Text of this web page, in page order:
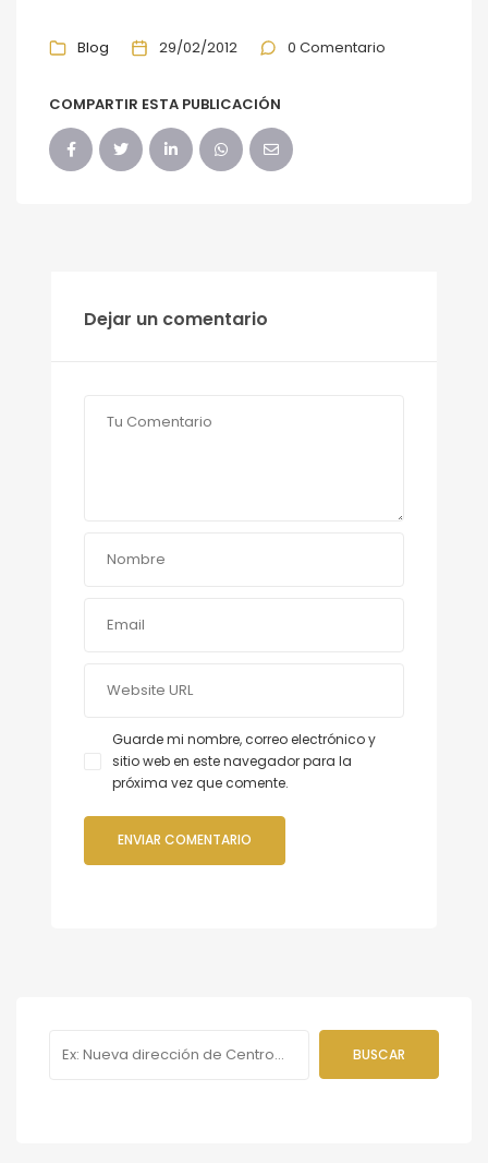
Blog 29/02/2012 0 Comentario
COMPARTIR ESTA PUBLICACIÓN
Dejar un comentario
Guarde mi nombre, correo electrónico y
sitio web en este navegador para la
próxima vez que comente.